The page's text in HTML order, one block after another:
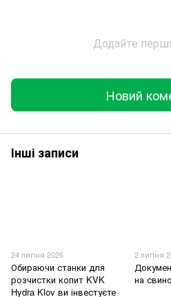
Додайте
Новий
Інші записи
24 липня 2026
Обираючи станки для
розчистки копит KVK
Hydra Klov ви інвестуєте
2 липня
на